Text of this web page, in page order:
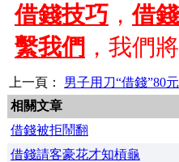
借錢技巧 ，借
繫我們 ，我們
上一頁： 男子用刀“借錢”80
相關文章
借錢被拒鬧翻
借錢請客豪花才知槓龜